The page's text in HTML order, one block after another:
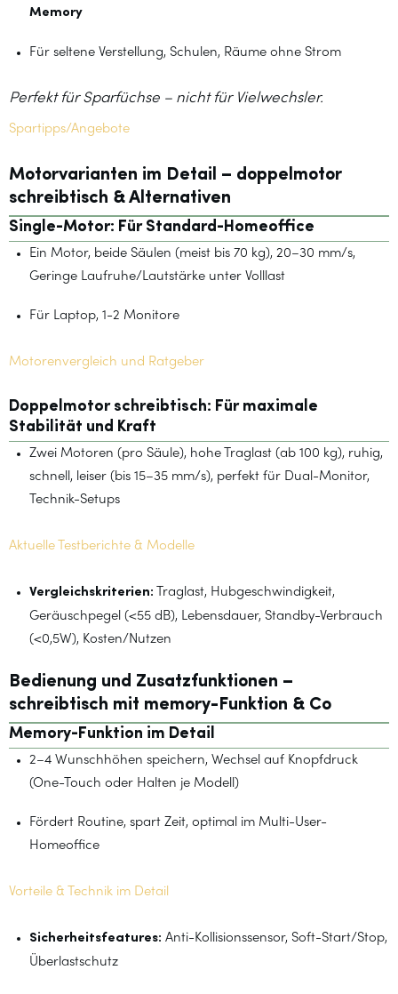
Memory
Für seltene Verstellung, Schulen, Räume ohne Strom
Perfekt für Sparfüchse – nicht für Vielwechsler.
Spartipps/Angebote
Motorvarianten im Detail – doppelmotor
schreibtisch & Alternativen
Single-Motor: Für Standard-Homeoffice
Ein Motor, beide Säulen (meist bis 70 kg), 20–30 mm/s,
Geringe Laufruhe/Lautstärke unter Volllast
Für Laptop, 1-2 Monitore
Motorenvergleich und Ratgeber
Doppelmotor schreibtisch: Für maximale
Stabilität und Kraft
Zwei Motoren (pro Säule), hohe Traglast (ab 100 kg), ruhig,
schnell, leiser (bis 15–35 mm/s), perfekt für Dual-Monitor,
Technik-Setups
Aktuelle Testberichte & Modelle
Vergleichskriterien: Traglast, Hubgeschwindigkeit,
Geräuschpegel (<55 dB), Lebensdauer, Standby-Verbrauch
(<0,5W), Kosten/Nutzen
Bedienung und Zusatzfunktionen –
schreibtisch mit memory-Funktion & Co
Memory-Funktion im Detail
2–4 Wunschhöhen speichern, Wechsel auf Knopfdruck
(One-Touch oder Halten je Modell)
Fördert Routine, spart Zeit, optimal im Multi-User-
Homeoffice
Vorteile & Technik im Detail
Sicherheitsfeatures: Anti-Kollisionssensor, Soft-Start/Stop,
Überlastschutz